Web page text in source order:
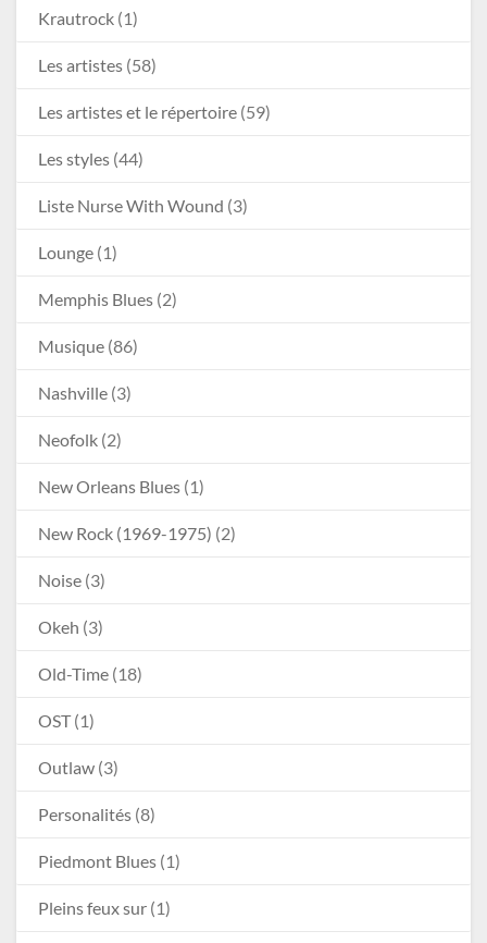
Krautrock (1)
Les artistes (58)
Les artistes et le répertoire (59)
Les styles (44)
Liste Nurse With Wound (3)
Lounge (1)
Memphis Blues (2)
Musique (86)
Nashville (3)
Neofolk (2)
New Orleans Blues (1)
New Rock (1969-1975) (2)
Noise (3)
Okeh (3)
Old-Time (18)
OST(1)
Outlaw (3)
Personalités (8)
Piedmont Blues (1)
Pleins feux sur (1)